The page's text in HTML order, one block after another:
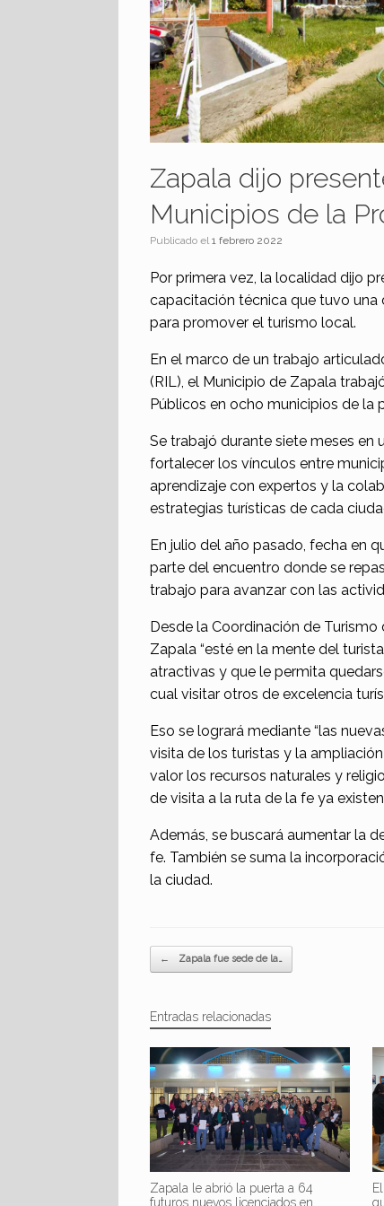
Zapala dijo
Municipios de la
Publicado el1 febrero 2022
Por primera vez, la localidad dijo
capacitación técnica que tuvo una
para promover el turismo local.
En el marco de un trabajo
(RIL), el Municipio de Zapala
Públicos en ocho municipios de la
Se trabajó durante siete meses en
fortalecer los vínculos entre
aprendizaje con expertos y la
estrategias turísticas de cada
En julio del año pasado, fecha en
parte del encuentro donde se
trabajo para avanzar con las
Desde la Coordinación de
Zapala “esté en la mente del
atractivas y que le permita
cual visitar otros de excelencia
Eso se logrará mediante “las
visita de los turistas y la
valor los recursos naturales y
de visita a la ruta de la fe ya
Además, se buscará aumentar la
fe. También se suma la
la ciudad.
Navegador de artículos
← Zapala fue sede de la…
Entradas relacionadas
Zapala le abrió la puerta a 64
futuros nuevos licenciados en